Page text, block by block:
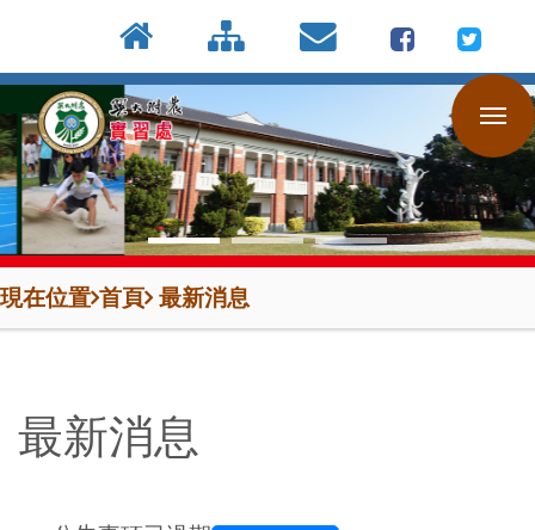
到
主
要
內
容
區
現在位置 首頁 最新消息
最新消息